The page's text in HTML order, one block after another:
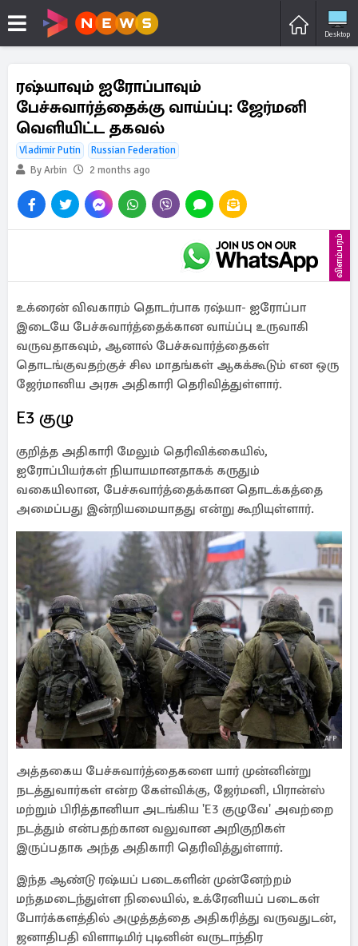
Desktop
ரஷ்யாவும் ஐரோப்பாவும்
பேச்சுவார்த்தைக்கு வாய்ப்பு: ஜேர்மனி
வெளியிட்ட தகவல்
Vladimir Putin
Russian Federation
By Arbin
2 months ago
விளம்பரம்
உக்ரைன் விவகாரம் தொடர்பாக ரஷ்யா- ஐரோப்பா
இடையே பேச்சுவார்த்தைக்கான வாய்ப்பு உருவாகி
வருவதாகவும், ஆனால் பேச்சுவார்த்தைகள்
தொடங்குவதற்குச் சில மாதங்கள் ஆகக்கூடும் என ஒரு
ஜேர்மானிய அரசு அதிகாரி தெரிவித்துள்ளார்.
E3 குழு
குறித்த அதிகாரி மேலும் தெரிவிக்கையில்,
ஐரோப்பியர்கள் நியாயமானதாகக் கருதும்
வகையிலான, பேச்சுவார்த்தைக்கான தொடக்கத்தை
அமைப்பது இன்றியமையாதது என்று கூறியுள்ளார்.
அத்தகைய பேச்சுவார்த்தைகளை யார் முன்னின்று
நடத்துவார்கள் என்ற கேள்விக்கு, ஜேர்மனி, பிரான்ஸ்
மற்றும் பிரித்தானியா அடங்கிய 'E3 குழுவே' அவற்றை
நடத்தும் என்பதற்கான வலுவான அறிகுறிகள்
இருப்பதாக அந்த அதிகாரி தெரிவித்துள்ளார்.
இந்த ஆண்டு ரஷ்யப் படைகளின் முன்னேற்றம்
மந்தமடைந்துள்ள நிலையில், உக்ரேனியப் படைகள்
போர்க்களத்தில் அழுத்தத்தை அதிகரித்து வருவதுடன்,
ஜனாதிபதி விளாடிமிர் புடினின் வருடாந்திர